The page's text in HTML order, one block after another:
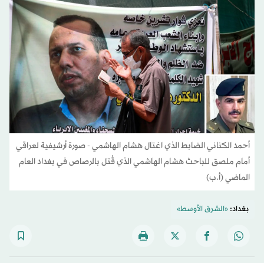
أحمد الكناني الضابط الذي اغتال هشام الهاشمي - صورة أرشيفية لعراقي
أمام ملصق للباحث هشام الهاشمي الذي قُتل بالرصاص في بغداد العام
الماضي (أ.ب)
بغداد:«الشرق الأوسط»